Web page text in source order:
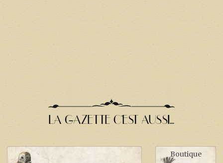
LA GAZETTE C'EST AUSSI...
Boutique